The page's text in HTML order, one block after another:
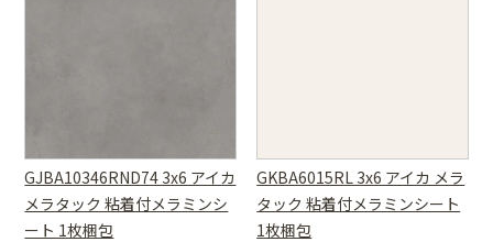
GJBA10346RND74 3x6 アイカ
メラタック 粘着付メラミンシ
ート 1枚梱包
GKBA6015RL 3x6 アイカ メラ
タック 粘着付メラミンシート
1枚梱包